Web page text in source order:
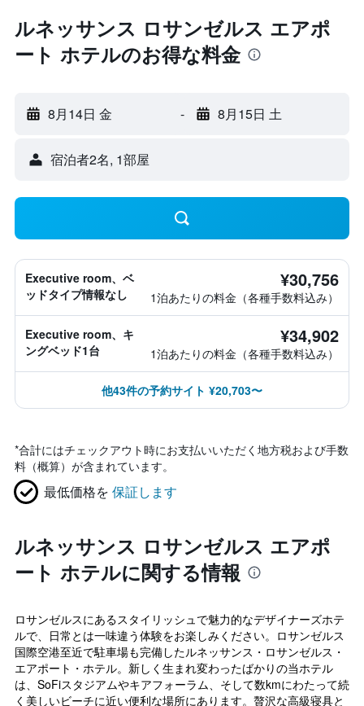
ルネッサンス ロサンゼルス エアポ
ート ホテルのお得な料金
8月14日 金 - 8月15日 土
宿泊者2名, 1​部屋
Executive room、ベ
ッドタイプ情報なし
¥30,756
1泊あたりの料金（各種手数料込み）
Executive room、キ
ングベッド1台
¥34,902
1泊あたりの料金（各種手数料込み）
他43件の予約サイト ¥20,703〜
*合計にはチェックアウト時にお支払いいただく地方税および手数
料（概算）が含まれています。
最低価格を 保証します
ルネッサンス ロサンゼルス エアポ
ート ホテルに関する情報
ロサンゼルスにあるスタイリッシュで魅力的なデザイナーズホテ
ルで、日常とは一味違う体験をお楽しみください。ロサンゼルス
国際空港至近で駐車場も完備したルネッサンス・ロサンゼルス・
エアポート・ホテル。新しく生まれ変わったばかりの当ホテル
は、SoFiスタジアムやキアフォーラム、そして数kmにわたって続
く美しいビーチに近い便利な場所にあります。贅沢な高級寝具と